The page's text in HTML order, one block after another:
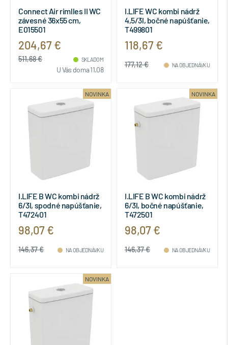
Connect Air rimlles II WC
závesné 36x55 cm,
E015501
204,67 €
511,68 € SKLADOM
U Vás doma 11.08
I.LIFE WC kombi nádrž
4,5/3l, bočné napúšťanie,
T499801
118,67 €
177,12 € NA OBJEDNÁVKU
NOVINKA
I.LIFE B WC kombi nádrž
6/3l, spodné napúšťanie,
T472401
98,07 €
146,37 € NA OBJEDNÁVKU
NOVINKA
I.LIFE B WC kombi nádrž
6/3l, bočné napúšťanie,
T472501
98,07 €
146,37 € NA OBJEDNÁVKU
NOVINKA